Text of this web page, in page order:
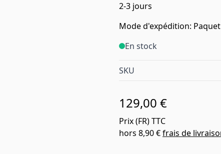
2-3 jours
Mode d'expédition: Paquet
En stock
SKU
129,00 €
Prix (FR) TTC
hors 8,90 €frais de